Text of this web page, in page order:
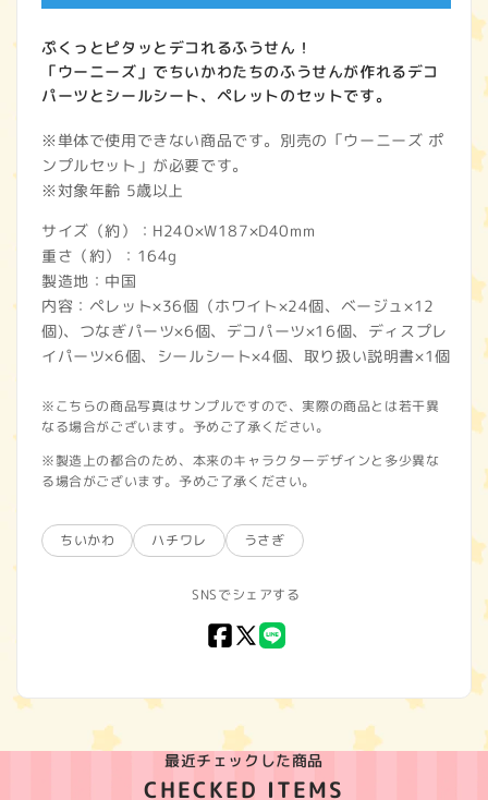
ぷくっとピタッとデコれるふうせん！
「ウーニーズ」でちいかわたちのふうせんが作れるデコ
パーツとシールシート、ペレットのセットです。
※単体で使用できない商品です。別売の「ウーニーズ ポ
ンプルセット」が必要です。
※対象年齢 5歳以上
サイズ（約）：H240×W187×D40mm
重さ（約）：164g
製造地：中国
内容：ペレット×36個（ホワイト×24個、ベージュ×12
個)、つなぎパーツ×6個、デコパーツ×16個、ディスプレ
イパーツ×6個、シールシート×4個、取り扱い説明書×1個
※こちらの商品写真はサンプルですので、実際の商品とは若干異
なる場合がございます。予めご了承ください。
※製造上の都合のため、本来のキャラクターデザインと多少異な
る場合がございます。予めご了承ください。
ちいかわ ハチワレ うさぎ
SNSでシェアする
Facebook
X
最近チェックした商品
CHECKED ITEMS